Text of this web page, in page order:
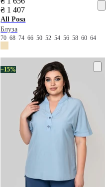
₴ 1 407
All Posa
Блуза
7068746650525456586064
−15%